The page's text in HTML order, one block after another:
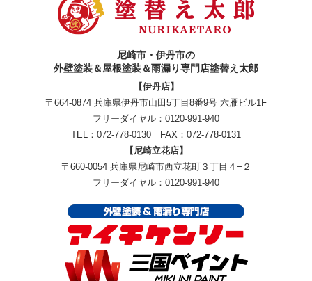
尼崎市・伊丹市の
外壁塗装＆屋根塗装＆雨漏り専門店塗替え太郎
【伊丹店】
〒664-0874 兵庫県伊丹市山田5丁目8番9号 六雁ビル1F
フリーダイヤル： 0120-991-940
TEL： 072-778-0130 FAX：072-778-0131
【尼崎立花店】
〒660-0054 兵庫県尼崎市西立花町３丁目４−２
フリーダイヤル： 0120-991-940